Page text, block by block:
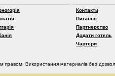
Контакти
Питання
Партнерство
Додати готель
Чартери
правом. Використання материалів без